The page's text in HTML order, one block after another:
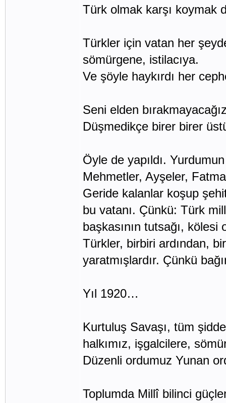
Türk olmak karşı koymak
Türkler için vatan her
sömürgene, istilacıya.
Ve şöyle haykırdı her
Seni elden
Düşmedikçe birer birer
Öyle de yapıldı.
Mehmetler, Ayşeler,
Geride kalanlar koşup
bu vatanı. Çünkü: Türk
başkasının tutsağı,
Türkler, birbiri ardından,
yaratmışlardır. Çünkü
Yıl 1920…
Kurtuluş Savaşı, tüm
halkımız, işgalcilere,
Düzenli ordumuz Yunan
Toplumda Millî bilinci